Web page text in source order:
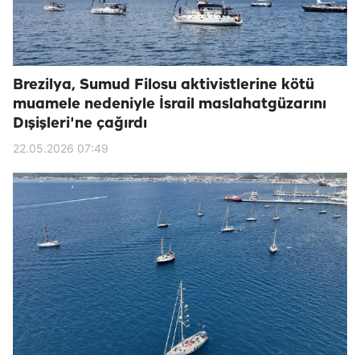
Brezilya, Sumud Filosu aktivistlerine kötü
muamele nedeniyle İsrail maslahatgüzarını
Dışişleri'ne çağırdı
22.05.2026 07:49